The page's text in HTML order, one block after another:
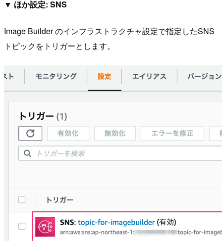
▼ ほか設定: SNS
Image Builder のインフラストラクチャ設定で指定したSNS
トピックをトリガーとします。